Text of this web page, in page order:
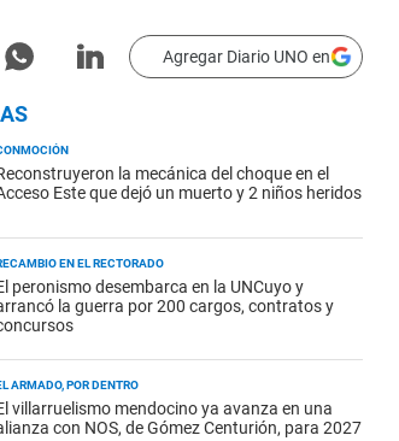
Agregar Diario UNO en
la mecánica del choque en el
Este que dejó un muerto y 2 niños heridos
EN EL RECTORADO
peronismo desembarca en la UNCuyo y
la guerra por 200 cargos, contratos y
ARMADO, POR DENTRO
villarruelismo mendocino ya avanza en una
con NOS, de Gómez Centurión, para 2027